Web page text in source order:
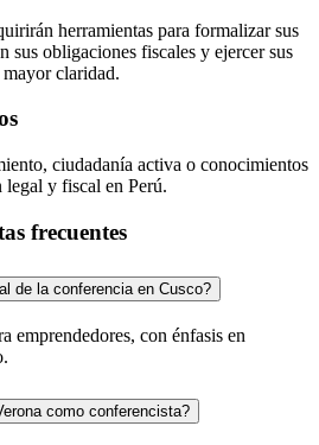
herramientas para formalizar sus
sus obligaciones fiscales y ejercer sus
claridad.
ciudadanía activa o conocimientos
legal y fiscal en Perú.
frecuentes
de la conferencia en Cusco?
emprendedores, con énfasis en
como conferencista?